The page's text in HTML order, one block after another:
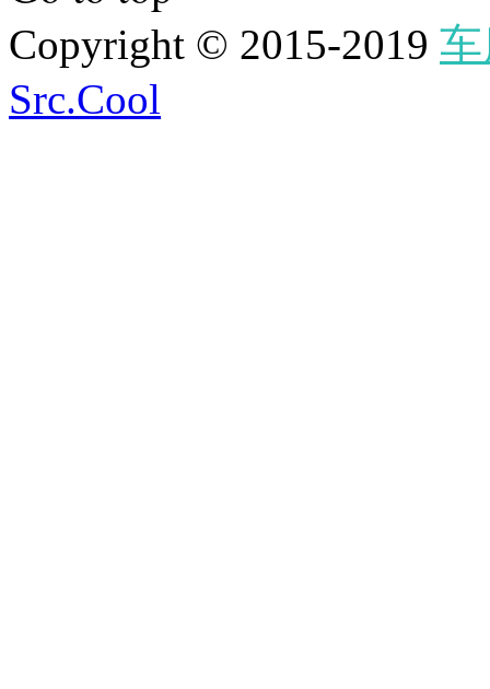
Copyright © 2015-2019
Src.Cool